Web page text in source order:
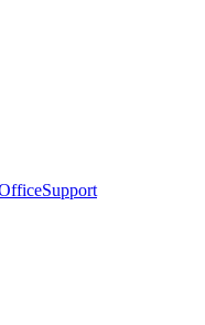
Support